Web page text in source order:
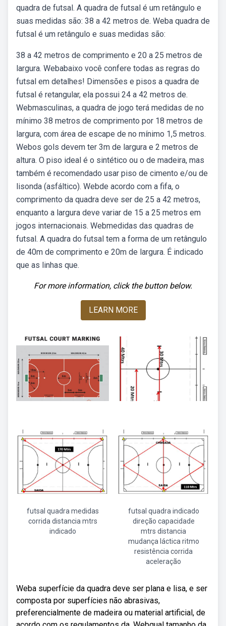
quadra de futsal. A quadra de futsal é um retângulo e
suas medidas são: 38 a 42 metros de. Weba quadra de
futsal é um retângulo e suas medidas são:
38 a 42 metros de comprimento e 20 a 25 metros de
largura. Webabaixo você confere todas as regras do
futsal em detalhes! Dimensões e pisos a quadra de
futsal é retangular, ela possui 24 a 42 metros de.
Webmasculinas, a quadra de jogo terá medidas de no
mínimo 38 metros de comprimento por 18 metros de
largura, com área de escape de no mínimo 1,5 metros.
Webos gols devem ter 3m de largura e 2 metros de
altura. O piso ideal é o sintético ou o de madeira, mas
também é recomendado usar piso de cimento e/ou de
lisonda (asfáltico). Webde acordo com a fifa, o
comprimento da quadra deve ser de 25 a 42 metros,
enquanto a largura deve variar de 15 a 25 metros em
jogos internacionais. Webmedidas das quadras de
futsal. A quadra do futsal tem a forma de um retângulo
de 40m de comprimento e 20m de largura. É indicado
que as linhas que.
For more information, click the button below.
LEARN MORE
futsal quadra medidas
corrida distancia mtrs
indicado
futsal quadra indicado
direção capacidade
mtrs distancia
mudança láctica ritmo
resistência corrida
aceleração
Weba superfície da quadra deve ser plana e lisa, e ser
composta por superfícies não abrasivas,
preferencialmente de madeira ou material artificial, de